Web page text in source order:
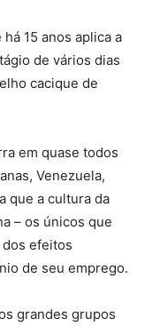
15 anos aplica a
de vários dias
cacique de
em quase todos
Venezuela,
que a cultura da
– os únicos que
efeitos
de seu emprego.
grandes grupos